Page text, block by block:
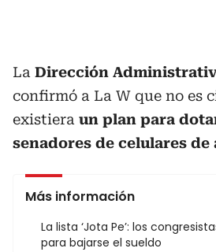
La Dirección
confirmó a La W que no es
existiera un plan para
senadores de celulares de
Más información
La lista ‘Jota Pe’: los
para bajarse el sueldo